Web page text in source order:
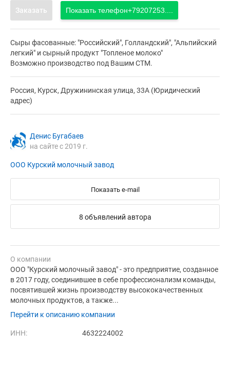
Заказать Показать телефон+79207253....
Сыры фасованные: "Российский", Голландский", "Альпийский
легкий" и сырный продукт "Топленое молоко"
Возможно производство под Вашим СТМ.
Россия, Курск, Дружининская улица, 33А (Юридический
адрес)
Денис Бугабаев
на сайте с 2019 г.
ООО Курский молочный завод
Показать e-mail
8 объявлений автора
О компании
ООО "Курский молочный завод" - это предприятие, созданное
в 2017 году, соединившее в себе профессионализм команды,
посвятившей жизнь производству высококачественных
молочных продуктов, а также...
Перейти к описанию компании
ИНН: 4632224002